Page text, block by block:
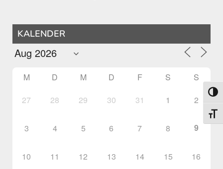
KALENDER
M D M D F S S
27 28 29 30 31 1 2
3 4 5 6 7 8 9
10 11 12 13 14 15 16